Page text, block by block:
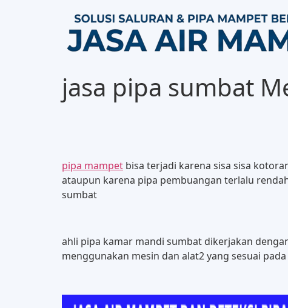
jasa pipa sumbat
pipa mampet bisa terjadi karena sisa sisa
ataupun karena pipa pembuangan terlalu
sumbat
ahli pipa kamar mandi sumbat dikerjakan
menggunakan mesin dan alat2 yang sesuai